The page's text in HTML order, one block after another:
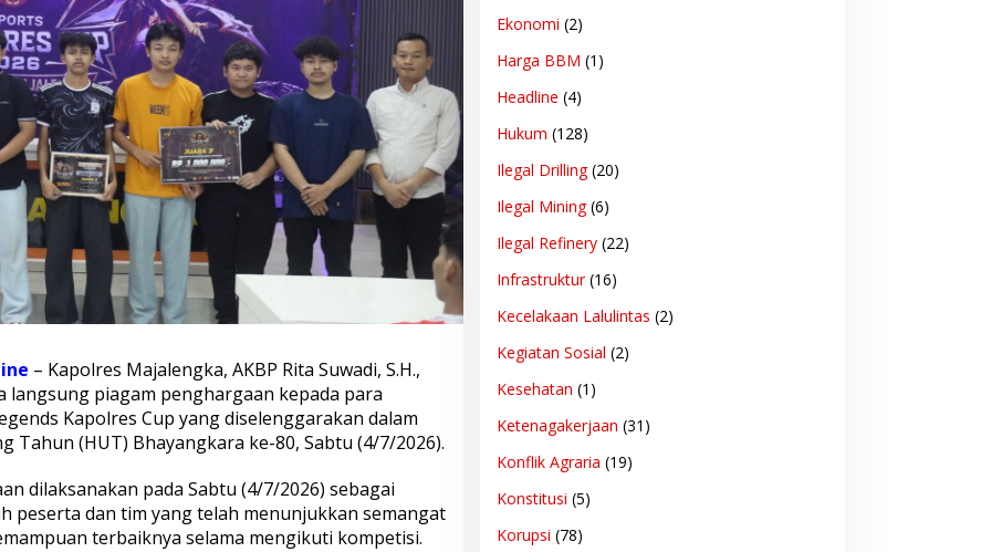
– Kapolres Majalengka, AKBP Rita Suwadi, S.H.,
langsung piagam penghargaan kepada para
Kapolres Cup yang diselenggarakan dalam
Tahun (HUT) Bhayangkara ke-80, Sabtu (4/7/2026).
dilaksanakan pada Sabtu (4/7/2026) sebagai
peserta dan tim yang telah menunjukkan semangat
terbaiknya selama mengikuti kompetisi.
Ekonomi (2)
Harga BBM (1)
Headline (4)
Hukum (128)
Ilegal Drilling(20)
Ilegal Mining(6)
Ilegal Refinery(22)
Infrastruktur(16)
Kecelakaan Lalulintas (2)
Kegiatan Sosial (2)
Kesehatan (1)
Ketenagakerjaan (31)
Konflik Agraria (19)
Konstitusi (5)
Korupsi (78)